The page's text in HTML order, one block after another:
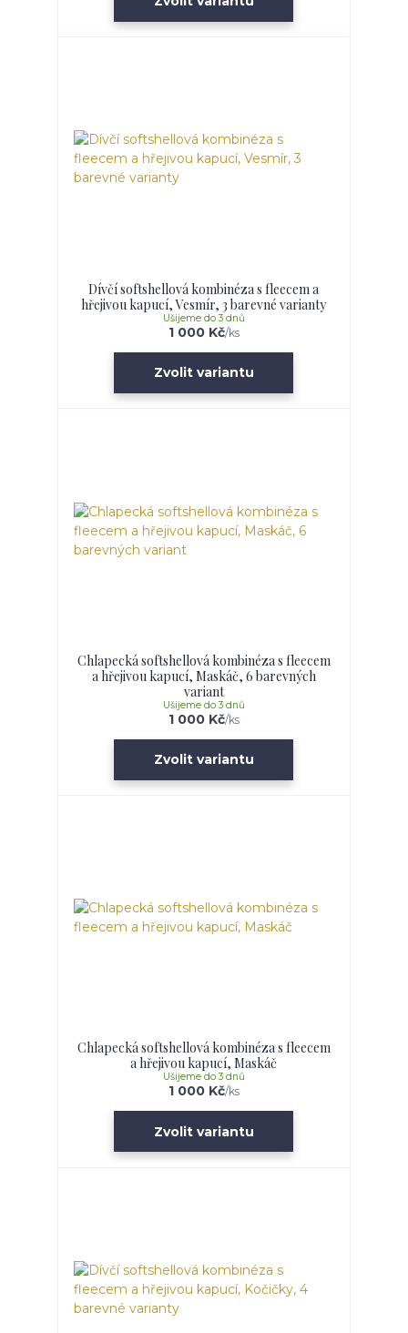
Dívčí softshellová kombinéza s fleecem a
hřejivou kapucí, Vesmír, 3 barevné varianty
1 000 Kč/ks
Ušijeme do 3 dnů
Zvolit variantu
Chlapecká softshellová kombinéza s fleecem
a hřejivou kapucí, Maskáč, 6 barevných
variant
1 000 Kč/ks
Ušijeme do 3 dnů
Zvolit variantu
Chlapecká softshellová kombinéza s fleecem
a hřejivou kapucí, Maskáč
1 000 Kč/ks
Ušijeme do 3 dnů
Zvolit variantu